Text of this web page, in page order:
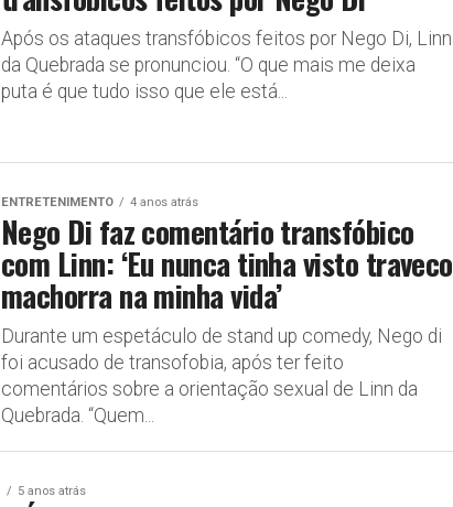
Após os ataques transfóbicos feitos por Nego Di, Linn
da Quebrada se pronunciou. “O que mais me deixa
puta é que tudo isso que ele está...
ENTRETENIMENTO 4 anos atrás
Nego Di faz comentário transfóbico
com Linn: ‘Eu nunca tinha visto traveco
machorra na minha vida’
Durante um espetáculo de stand up comedy, Nego di
foi acusado de transofobia, após ter feito
comentários sobre a orientação sexual de Linn da
Quebrada. “Quem...
5 anos atrás